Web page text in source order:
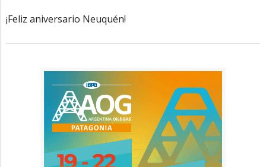
¡Feliz aniversario Neuquén!